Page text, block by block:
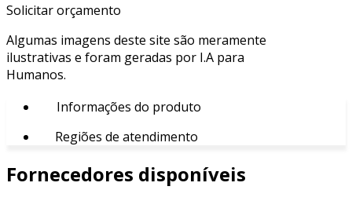
Solicitar orçamento
Algumas imagens deste site são meramente
ilustrativas e foram geradas por I.A para
Humanos.
Informações do produto
Regiões de atendimento
Fornecedores disponíveis